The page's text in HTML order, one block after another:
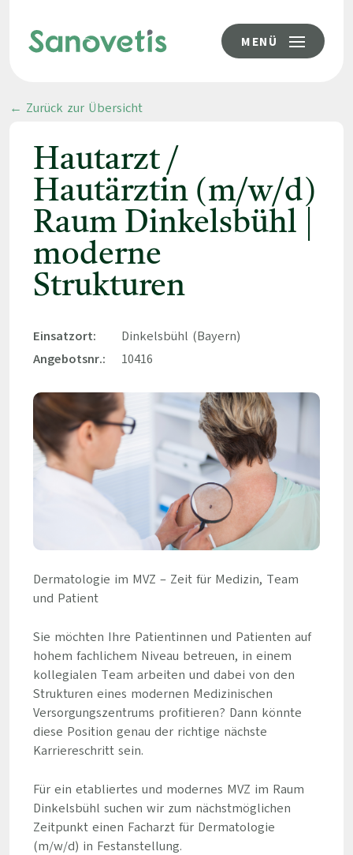
MENÜ
← Zurück zur Übersicht
Hautarzt /
Hautärztin (m/w/d)
Raum Dinkelsbühl |
moderne
Strukturen
Einsatzort:
Dinkelsbühl (Bayern)
Angebotsnr.:
10416
Dermatologie im MVZ – Zeit für Medizin, Team
und Patient
Sie möchten Ihre Patientinnen und Patienten auf
hohem fachlichem Niveau betreuen, in einem
kollegialen Team arbeiten und dabei von den
Strukturen eines modernen Medizinischen
Versorgungszentrums profitieren? Dann könnte
diese Position genau der richtige nächste
Karriereschritt sein.
Für ein etabliertes und modernes MVZ im Raum
Dinkelsbühl suchen wir zum nächstmöglichen
Zeitpunkt einen Facharzt für Dermatologie
(m/w/d) in Festanstellung.